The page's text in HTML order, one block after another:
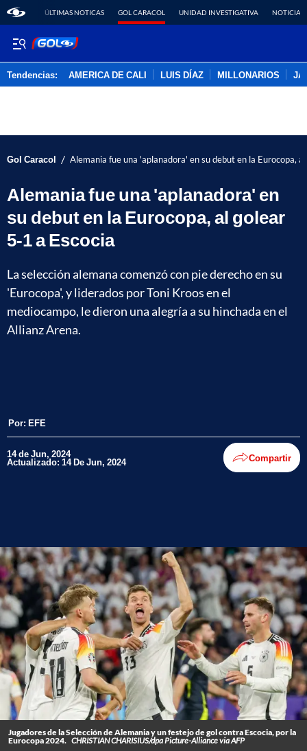
ÚLTIMAS NOTICAS GOL CARACOL UNIDAD INVESTIGATIVA NOTICIAS
Tendencias: AMERICA DE CALI LUIS DÍAZ MILLONARIOS
Gol Caracol / Alemania fue una 'aplanadora' en su debut en la Eurocopa,
Alemania fue una 'aplanadora' en
su debut en la Eurocopa, al golear
5-1 a Escocia
La selección alemana comenzó con pie derecho en su
'Eurocopa', y liderados por Toni Kroos en el
mediocampo, le dieron una alegría a su hinchada en el
Allianz Arena.
Por: EFE
14 de Jun, 2024
Actualizado: 14 De Jun, 2024 Compartir
Jugadores de la Selección de Alemania y un festejo de gol contra Escocia, por la
Eurocopa 2024. CHRISTIAN CHARISIUS/dpa Picture-Alliance via AFP